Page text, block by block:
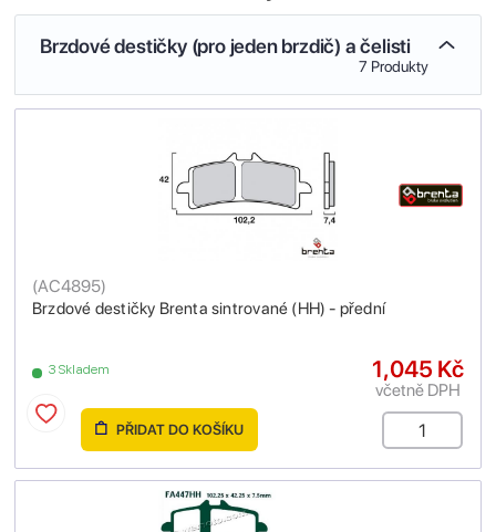
Brzdové destičky (pro jeden brzdič) a čelisti
7 Produkty
Brzdové destičky Brenta sintrované (HH) - přední
(AC4895)
3 Skladem 1,045 Kč
včetně DPH
PŘIDAT DO KOŠÍKU